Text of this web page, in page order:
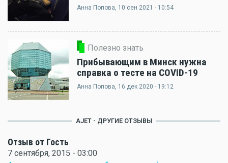
Анна Попова, 10 сен 2021 - 10:54
Полезно знать
Прибывающим в Минск нужна
справка о тесте на COVID-19
Анна Попова, 16 дек 2020 - 19:12
AJET - ДРУГИЕ ОТЗЫВЫ
Отзыв от Гость
7 сентября, 2015 - 03:00